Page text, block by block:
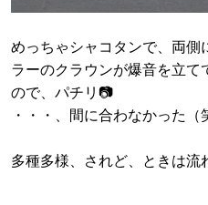
めっちゃシャコタンで、両側
ラーのクラウンが爆音を立て
ので、パチリ📷️
・・・、間に合わなかった（
多種多様、されど、ときは流